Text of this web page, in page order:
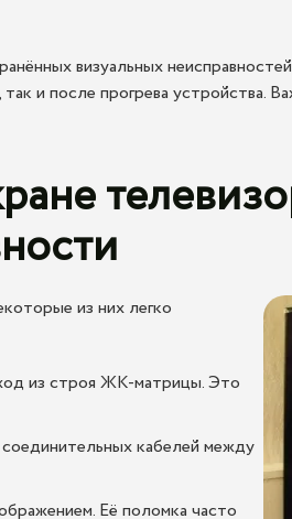
визуальных
и после прогрева устройства.
из них легко
из строя ЖК-матрицы. Это
кабелей между
Её поломка часто